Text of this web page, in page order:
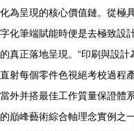
化為呈現的核心價值鏈。從極
字化筆端賦能時便是去極致設
的真正落地呈現。“印刷與設
直射每個零件色視絕考校過程
當外并搭最佳工作質量保證體
的巔峰藝術綜合軸理念實例